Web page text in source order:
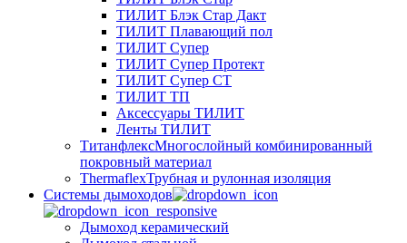
ТИЛИТ Блэк Стар Дакт
ТИЛИТ Плавающий пол
ТИЛИТ Супер
ТИЛИТ Супер Протект
ТИЛИТ Супер СТ
ТИЛИТ ТП
Аксессуары ТИЛИТ
Ленты ТИЛИТ
ТитанфлексМногослойный комбинированный
покровный материал
ThermaflexТрубная и рулонная изоляция
Cистемы дымоходов
Дымоход керамический